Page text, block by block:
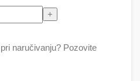
naručivanju? Pozovite